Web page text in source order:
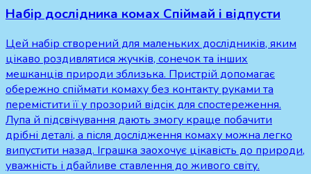
Набір дослідника комах Спіймай і відпусти
Цей набір створений для маленьких дослідників, яким
цікаво роздивлятися жучків, сонечок та інших
мешканців природи зблизька. Пристрій допомагає
обережно спіймати комаху без контакту руками та
перемістити її у прозорий відсік для спостереження.
Лупа й підсвічування дають змогу краще побачити
дрібні деталі, а після дослідження комаху можна легко
випустити назад. Іграшка заохочує цікавість до природи,
уважність і дбайливе ставлення до живого світу.